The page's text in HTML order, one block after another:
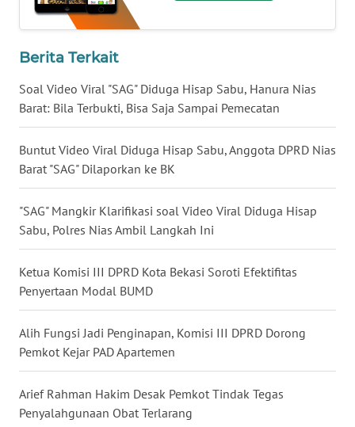
Berita Terkait
Soal Video Viral "SAG" Diduga Hisap Sabu, Hanura Nias
Barat: Bila Terbukti, Bisa Saja Sampai Pemecatan
Buntut Video Viral Diduga Hisap Sabu, Anggota DPRD Nias
Barat "SAG" Dilaporkan ke BK
"SAG" Mangkir Klarifikasi soal Video Viral Diduga Hisap
Sabu, Polres Nias Ambil Langkah Ini
Ketua Komisi III DPRD Kota Bekasi Soroti Efektifitas
Penyertaan Modal BUMD
Alih Fungsi Jadi Penginapan, Komisi III DPRD Dorong
Pemkot Kejar PAD Apartemen
Arief Rahman Hakim Desak Pemkot Tindak Tegas
Penyalahgunaan Obat Terlarang
WN
MALUKU
WN
MALUT
WN
DAIRI
WN
DANAU
NIAS
LANGKAT
WN
TAPANULI